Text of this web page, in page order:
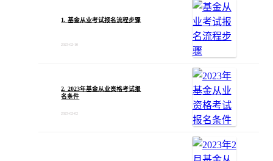
1. 基金从业考试报名流程步骤
2023-02-10
2. 2023年基金从业资格考试报
名条件
2023-02-02